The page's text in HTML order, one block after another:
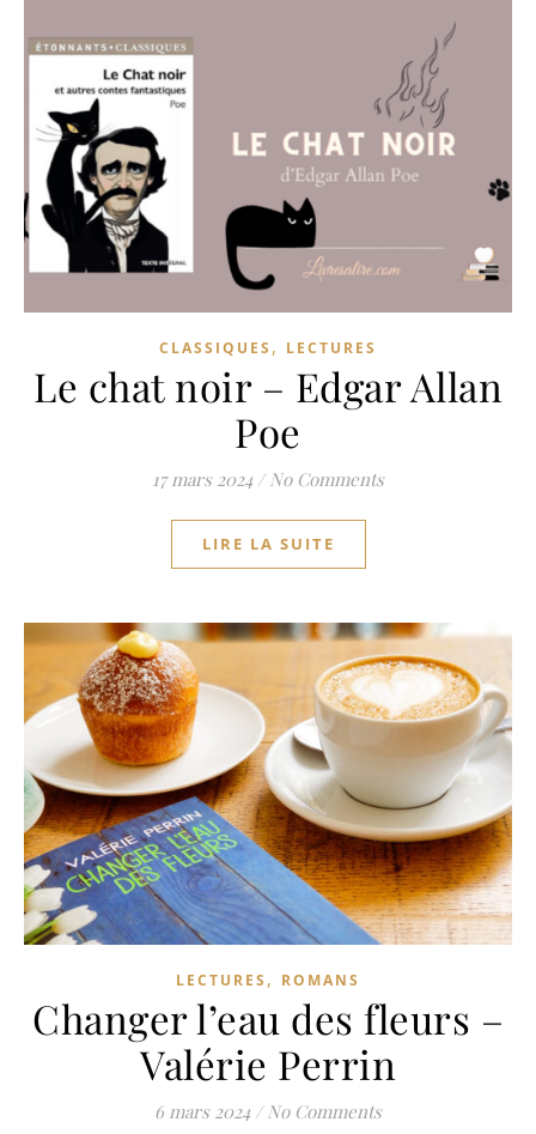
CLASSIQUES , LECTURES
Le chat noir – Edgar Allan
Poe
17 mars 2024 / No Comments
LIRE LA SUITE
LECTURES , ROMANS
Changer l’eau des fleurs –
Valérie Perrin
6 mars 2024 / No Comments